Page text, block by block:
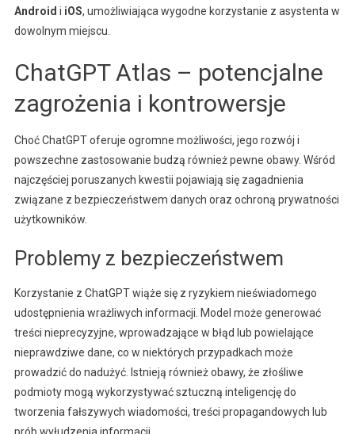
Android i iOS, umożliwiająca wygodne korzystanie z asystenta w
dowolnym miejscu.
ChatGPT Atlas – potencjalne
zagrożenia i kontrowersje
Choć ChatGPT oferuje ogromne możliwości, jego rozwój i
powszechne zastosowanie budzą również pewne obawy. Wśród
najczęściej poruszanych kwestii pojawiają się zagadnienia
związane z bezpieczeństwem danych oraz ochroną prywatności
użytkowników.
Problemy z bezpieczeństwem
Korzystanie z ChatGPT wiąże się z ryzykiem nieświadomego
udostępnienia wrażliwych informacji. Model może generować
treści nieprecyzyjne, wprowadzające w błąd lub powielające
nieprawdziwe dane, co w niektórych przypadkach może
prowadzić do nadużyć. Istnieją również obawy, że złośliwe
podmioty mogą wykorzystywać sztuczną inteligencję do
tworzenia fałszywych wiadomości, treści propagandowych lub